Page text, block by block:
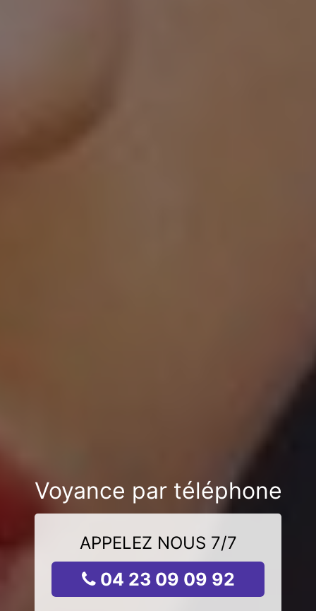
Voyance par téléphone
APPELEZ NOUS 7/7
04 23 09 09 92